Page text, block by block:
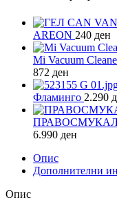
AREON 240 ден
Mi Vacuum
872 ден
Фламинго 2.290
6.990 ден
Опис
Дополнителни
Опис